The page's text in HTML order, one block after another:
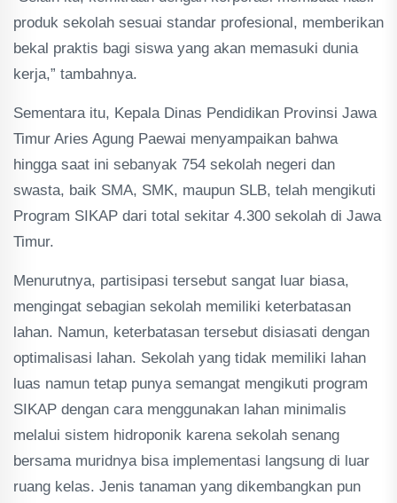
produk sekolah sesuai standar profesional, memberikan
bekal praktis bagi siswa yang akan memasuki dunia
kerja,” tambahnya.
Sementara itu, Kepala Dinas Pendidikan Provinsi Jawa
Timur Aries Agung Paewai menyampaikan bahwa
hingga saat ini sebanyak 754 sekolah negeri dan
swasta, baik SMA, SMK, maupun SLB, telah mengikuti
Program SIKAP dari total sekitar 4.300 sekolah di Jawa
Timur.
Menurutnya, partisipasi tersebut sangat luar biasa,
mengingat sebagian sekolah memiliki keterbatasan
lahan. Namun, keterbatasan tersebut disiasati dengan
optimalisasi lahan. Sekolah yang tidak memiliki lahan
luas namun tetap punya semangat mengikuti program
SIKAP dengan cara menggunakan lahan minimalis
melalui sistem hidroponik karena sekolah senang
bersama muridnya bisa implementasi langsung di luar
ruang kelas. Jenis tanaman yang dikembangkan pun